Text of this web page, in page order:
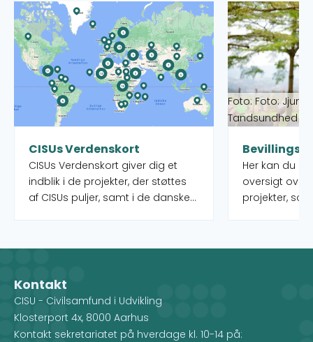
CISUs Verdenskort
CISUs Verdenskort giver dig et
indblik i de projekter, der støttes
af CISUs puljer, samt i de danske
Når du vælger et land på kortet,
forskellige projekter, men du ser
også, hvilke CISU-
medlemsorganisationer, der
arbejder i det pågældende land.
Læs mere om CISUs Verdenskort
Foto: Foto:
Tandsundhed
Her kan du
oversigt over
projekter,
kan desuden
Læs mere om
Kontakt
CISU - Civilsamfund i Udvikling
Klosterport 4x, 8000 Aarhus
Kontakt sekretariatet på hverdage kl. 10-14 på: